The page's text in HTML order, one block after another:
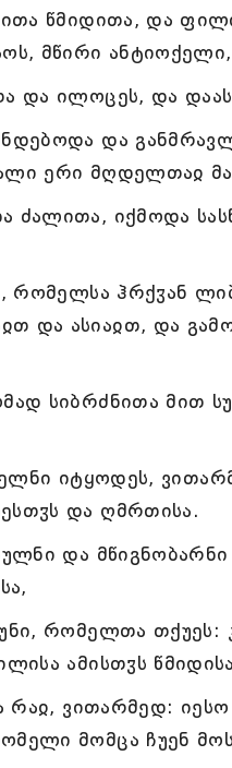
წმიდითა, და
მწირი ანტიოქელი,
და ილოცეს, და
და
ერი მღდელთაჲ
იქმოდა
რომელსა ჰრქჳან
და ასიაჲთ, და
სიბრძნითა მით
იტყოდეს,
და ღმრთისა.
და
რომელთა თქუეს:
ამისთჳს
რაჲ, ვითარმედ:
მომცა ჩუენ